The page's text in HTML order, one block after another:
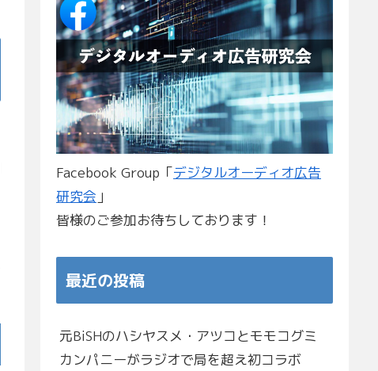
Facebook Group「デジタルオーディオ広告
研究会 」
皆様のご参加お待ちしております！
最近の投稿
元BiSHのハシヤスメ・アツコとモモコグミ
カンパニーがラジオで局を超え初コラボ